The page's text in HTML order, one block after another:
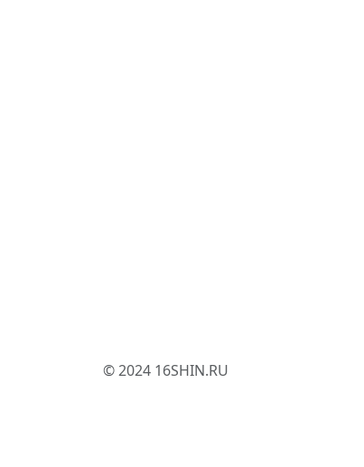
© 2024 16SHIN.RU